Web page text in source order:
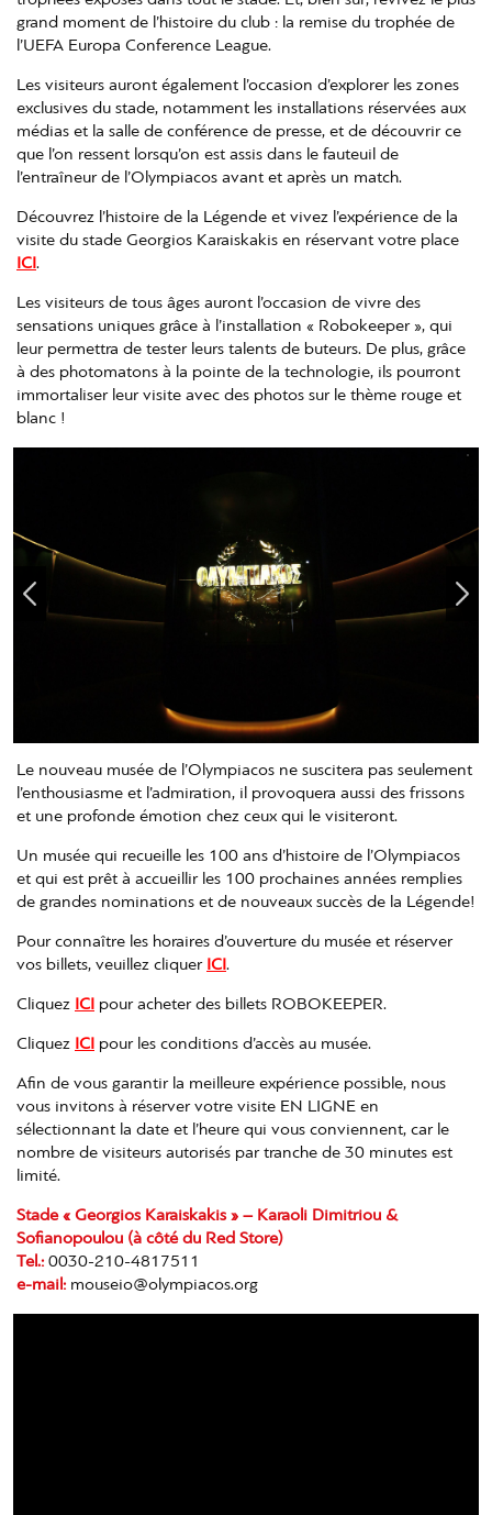
grand moment de l’histoire du club : la remise du trophée de
l’UEFA Europa Conference League.
Les visiteurs auront également l’occasion d’explorer les zones
exclusives du stade, notamment les installations réservées aux
médias et la salle de conférence de presse, et de découvrir ce
que l’on ressent lorsqu’on est assis dans le fauteuil de
l’entraîneur de l’Olympiacos avant et après un match.
Découvrez l’histoire de la Légende et vivez l’expérience de la
visite du stade Georgios Karaiskakis en réservant votre place
ICI.
Les visiteurs de tous âges auront l’occasion de vivre des
sensations uniques grâce à l’installation « Robokeeper », qui
leur permettra de tester leurs talents de buteurs. De plus, grâce
à des photomatons à la pointe de la technologie, ils pourront
immortaliser leur visite avec des photos sur le thème rouge et
blanc !
Le nouveau musée de l’Olympiacos ne suscitera pas seulement
l’enthousiasme et l’admiration, il provoquera aussi des frissons
et une profonde émotion chez ceux qui le visiteront.
Un musée qui recueille les 100 ans d’histoire de l’Olympiacos
et qui est prêt à accueillir les 100 prochaines années remplies
de grandes nominations et de nouveaux succès de la Légende!
Pour connaître les horaires d’ouverture du musée et réserver
vos billets, veuillez cliquer ICI .
Cliquez ICI pour acheter des billets ROBOKEEPER.
Cliquez ICI pour les conditions d’accès au musée.
Afin de vous garantir la meilleure expérience possible, nous
vous invitons à réserver votre visite EN LIGNE en
sélectionnant la date et l’heure qui vous conviennent, car le
nombre de visiteurs autorisés par tranche de 30 minutes est
limité.
Stade « Georgios Karaiskakis » – Karaoli Dimitriou &
Sofianopoulou (à côté du Red Store)
Tel.: 0030-210-4817511
e-mail: mouseio@olympiacos.org